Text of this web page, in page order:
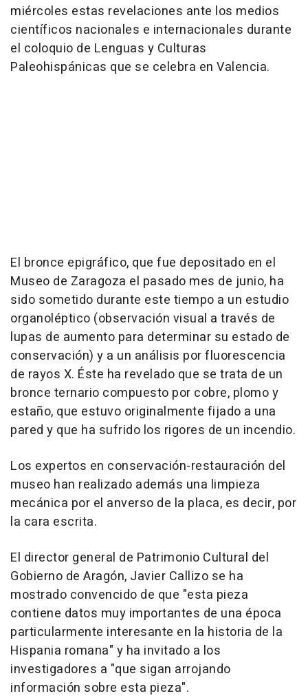
miércoles estas revelaciones ante los medios
científicos nacionales e internacionales durante
el coloquio de Lenguas y Culturas
Paleohispánicas que se celebra en Valencia.
El bronce epigráfico, que fue depositado en el
Museo de Zaragoza el pasado mes de junio, ha
sido sometido durante este tiempo a un estudio
organoléptico (observación visual a través de
lupas de aumento para determinar su estado de
conservación) y a un análisis por fluorescencia
de rayos X. Éste ha revelado que se trata de un
bronce ternario compuesto por cobre, plomo y
estaño, que estuvo originalmente fijado a una
pared y que ha sufrido los rigores de un incendio.
Los expertos en conservación-restauración del
museo han realizado además una limpieza
mecánica por el anverso de la placa, es decir, por
la cara escrita.
El director general de Patrimonio Cultural del
Gobierno de Aragón, Javier Callizo se ha
mostrado convencido de que "esta pieza
contiene datos muy importantes de una época
particularmente interesante en la historia de la
Hispania romana" y ha invitado a los
investigadores a "que sigan arrojando
información sobre esta pieza".